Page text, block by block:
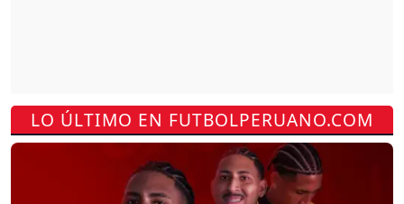
LO ÚLTIMO EN FUTBOLPERUANO.COM